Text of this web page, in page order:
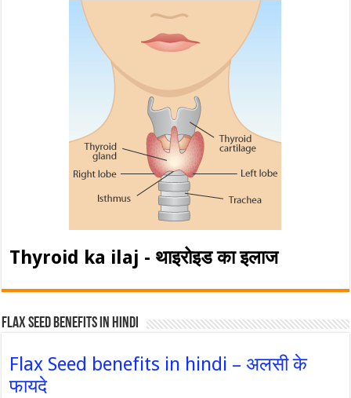
Thyroid ka ilaj - थाइरोइड का इलाज
Flax Seed Benefits in hindi
Flax Seed benefits in hindi – अलसी के
फायदे